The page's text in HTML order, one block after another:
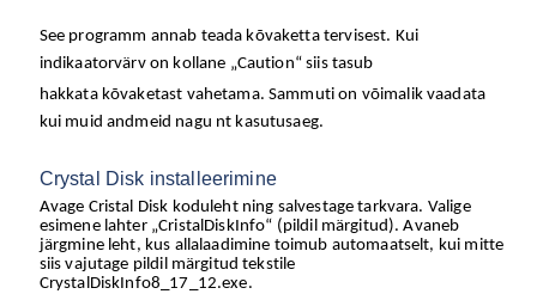
See programm annab teada kõvaketta tervisest. Kui
indikaatorvärv on kollane „Caution“ siis tasub
hakkata kõvaketast vahetama. Sammuti on võimalik vaadata
kui muid andmeid nagu nt kasutusaeg.
Crystal Disk installeerimine
Avage Cristal Disk koduleht ning salvestage tarkvara. Valige
esimene lahter „CristalDiskInfo“ (pildil märgitud). Avaneb
järgmine leht, kus allalaadimine toimub automaatselt, kui mitte
siis vajutage pildil märgitud tekstile
CrystalDiskInfo8_17_12.exe.